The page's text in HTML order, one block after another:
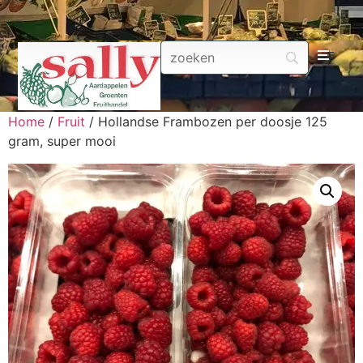
Home / Fruit / Hollandse Frambozen per doosje 125
gram, super mooi